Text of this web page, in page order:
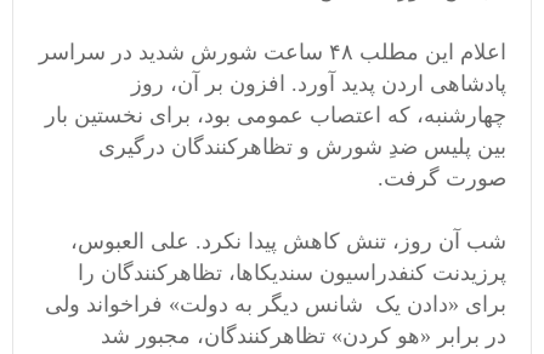
اعلام این مطلب ۴۸ ساعت شورش شدید در سراسر
پادشاهی اردن پدید آورد. افزون بر آن، روز
چهارشنبه، که اعتصاب عمومی ‌بود، برای نخستین بار
بین پلیس ضدِ شورش و تظاهرکنندگان درگیری
صورت گرفت.‬
شب آن روز، تنش کاهش پیدا نکرد. علی العبوس،
پرزیدنت کنفدراسیون سندیکاها، تظاهرکنندگان را
برای «دادن یک شانس دیگر به دولت» فراخواند ولی
در برابر «هو کردن» تظاهرکنندگان، مجبور شد